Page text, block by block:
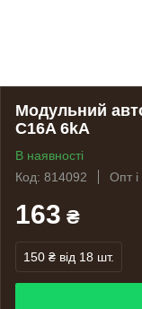
Модульний
C16A 6kA
В наявності
Код: 814092
Опт і
163 ₴
150 ₴ від 18 шт.